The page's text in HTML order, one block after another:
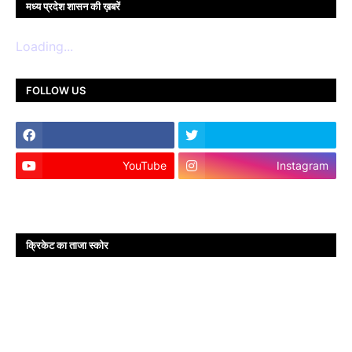
मध्य प्रदेश शासन की ख़बरें
Loading...
FOLLOW US
YouTube Instagram
क्रिकेट का ताजा स्कोर